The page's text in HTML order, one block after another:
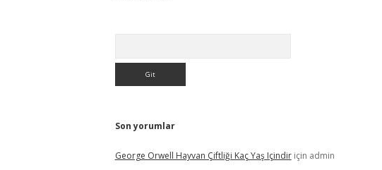
Son yorumlar
George Orwell Hayvan Çiftliği Kaç Yaş Içindiriçin admin